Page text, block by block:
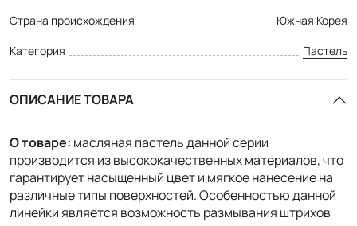
Страна происхождения
Южная Корея
Категория
Пастель
ОПИСАНИЕ ТОВАРА
О товаре: масляная пастель данной серии
производится из высококачественных материалов, что
гарантирует насыщенный цвет и мягкое нанесение на
различные типы поверхностей. Особенностью данной
линейки является возможность размывания штрихов